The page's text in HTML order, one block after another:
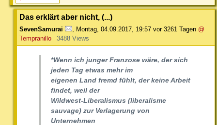
Das erklärt aber nicht, (...)
SevenSamurai Montag, 04.09.2017, 19:57 vor 3261 Tagen @
Tempranillo
3488 Views
*Wenn ich junger Franzose wäre, der sich
jeden Tag etwas mehr im
eigenen Land fremd fühlt, der keine Arbeit
findet, weil der
Wildwest-Liberalismus (liberalisme
sauvage) zur Verlagerung von
Unternehmen